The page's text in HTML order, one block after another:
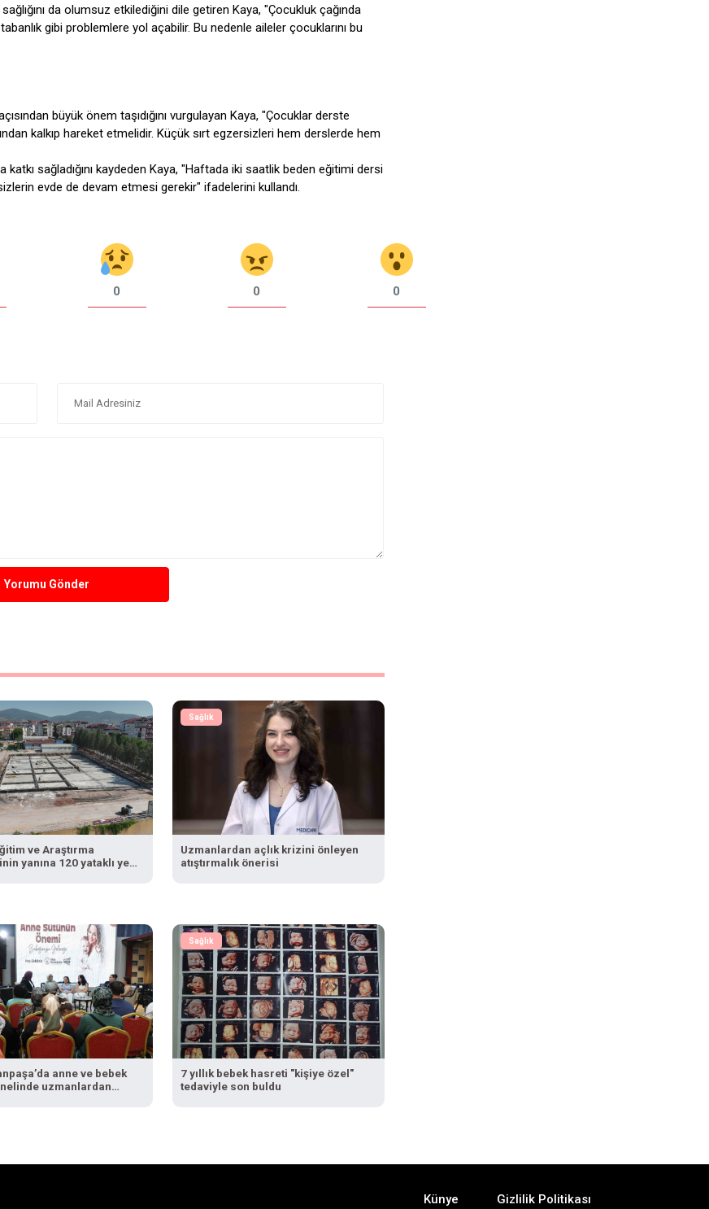
da olumsuz etkilediğini dile getiren Kaya, "Çocukluk çağında
gibi problemlere yol açabilir. Bu nedenle aileler çocuklarını bu
büyük önem taşıdığını vurgulayan Kaya, "Çocuklar derste
kalkıp hareket etmelidir. Küçük sırt egzersizleri hem derslerde hem
sağladığını kaydeden Kaya, "Haftada iki saatlik beden eğitimi dersi
evde de devam etmesi gerekir" ifadelerini kullandı.
0 0 0
Yorumu Gönder
ve Araştırma
yanına 120 yataklı yeni
Sağlık
Uzmanlardan açlık krizini önleyen
atıştırmalık önerisi
anne ve bebek
uzmanlardan
Sağlık
7 yıllık bebek hasreti "kişiye özel"
tedaviyle son buldu
Künye Gizlilik Politikası